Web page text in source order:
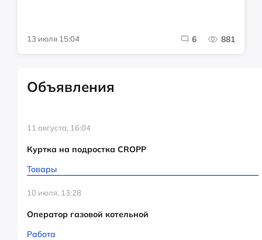
13 июля 15:04 6 881
Объявления
11 августа, 16:04
Куртка на подростка CROPP
Товары
10 июля, 13:28
Оператор газовой котельной
Работа